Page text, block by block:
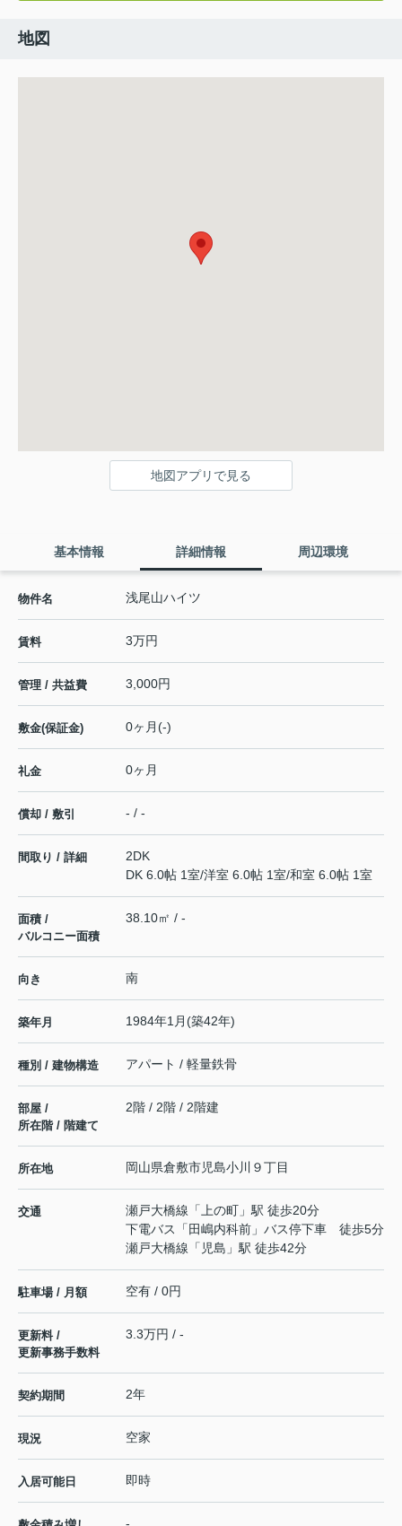
地図
地図アプリで見る
基本情報 詳細情報 周辺環境
物件名 浅尾山ハイツ
賃料 3万円
管理 / 共益費 3,000円
敷金(保証金) 0ヶ月(-)
礼金 0ヶ月
償却 / 敷引 - / -
間取り / 詳細
2DK
DK 6.0帖 1室/洋室 6.0帖 1室/和室 6.0帖 1室
面積 /
バルコニー面積
38.10㎡ / -
向き 南
築年月 1984年1月(築42年)
種別 / 建物構造 アパート / 軽量鉄骨
部屋 /
所在階 / 階建て
2階 / 2階 / 2階建
所在地 岡山県倉敷市児島小川 ９丁目
交通 瀬戸大橋線 「 上の町 」駅 徒歩20分
下電バス「田嶋内科前」バス停下車 徒歩5分
瀬戸大橋線 「 児島 」駅 徒歩42分
駐車場 / 月額 空有 / 0円
更新料 /
更新事務手数料
3.3万円 / -
契約期間 2年
現況 空家
入居可能日 即時